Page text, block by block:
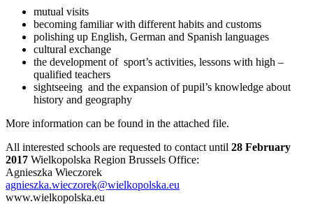
mutual visits
becoming familiar with different habits and customs
polishing up English, German and Spanish languages
cultural exchange
the development of sport’s activities, lessons with high –
qualified teachers
sightseeing and the expansion of pupil’s knowledge about
history and geography
More information can be found in the attached file.
All interested schools are requested to contact until 28 February
2017 Wielkopolska Region Brussels Office:
Agnieszka Wieczorek
agnieszka.wieczorek@wielkopolska.eu
www.wielkopolska.eu